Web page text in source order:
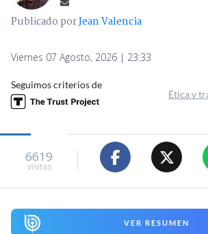
Publicado porJean Valencia
Viernes 07 Agosto, 2026 | 23:33
Seguimos criterios de
Ética y
6619
visitas
VER RESUMEN